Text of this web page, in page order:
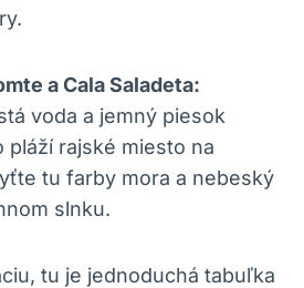
a Cala Saladeta:
voda a jemný piesok
pláží rajské miesto na
tu farby mora a nebeský
slnku.
tu je jednoduchá tabuľka